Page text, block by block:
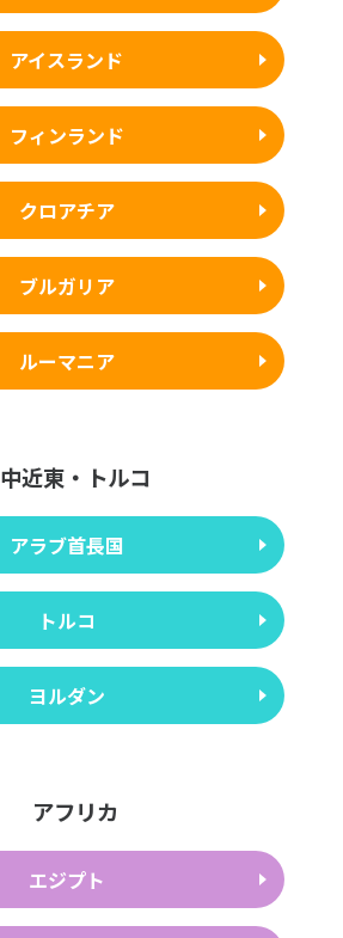
アイスランド
フィンランド
クロアチア
ブルガリア
ルーマニア
中近東・トルコ
アラブ首長国
トルコ
ヨルダン
アフリカ
エジプト